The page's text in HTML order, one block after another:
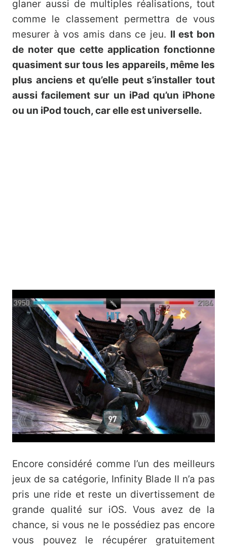
glaner aussi de multiples réalisations, tout
comme le classement permettra de vous
mesurer à vos amis dans ce jeu. Il est bon
de noter que cette application fonctionne
quasiment sur tous les appareils, même les
plus anciens et qu’elle peut s’installer tout
aussi facilement sur un iPad qu’un iPhone
ou un iPod touch, car elle est universelle.
Encore considéré comme l’un des meilleurs
jeux de sa catégorie, Infinity Blade II n’a pas
pris une ride et reste un divertissement de
grande qualité sur iOS. Vous avez de la
chance, si vous ne le possédiez pas encore
vous pouvez le récupérer gratuitement